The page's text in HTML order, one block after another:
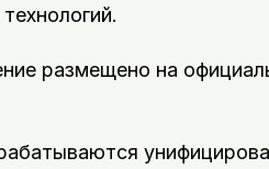
размещено на